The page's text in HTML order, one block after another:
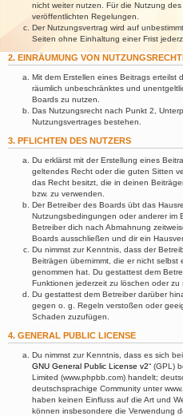
nicht weiter nutzen. Für die Nutzung
veröffentlichten Regelungen.
Der Nutzungsvertrag wird auf
Seiten ohne Einhaltung einer Frist
2. EINRÄUMUNG VON
Mit dem Erstellen eines Beitrags erteilst
räumlich unbeschränktes und
Boards zu nutzen.
Das Nutzungsrecht nach Punkt 2,
Nutzungsvertrages bestehen.
3. PFLICHTEN DES NUTZERS
Du erklärst mit der Erstellung eines
geltendes Recht oder die guten Sitten
das Recht besitzt, die in deinen
bzw. zu verwenden.
Der Betreiber des Boards übt das
Nutzungsbedingungen oder anderer im
Betreiber dich nach Abmahnung
Boards ausschließen und dir ein
Du nimmst zur Kenntnis, dass der
Beiträgen übernimmt, die er nicht
genommen hat. Du gestattest dem
Funktionen jederzeit zu löschen oder zu
Du gestattest dem Betreiber darüber
gegen o. g. Regeln verstoßen oder
Schaden zuzufügen.
4. GENERAL PUBLIC LICENSE
Du nimmst zur Kenntnis, dass es sich
GNU General Public License v2“ (GPL)
Limited (www.phpbb.com) handelt;
deutschsprachige Community unter
haben keinen Einfluss auf die Art und
können insbesondere die Verwendung